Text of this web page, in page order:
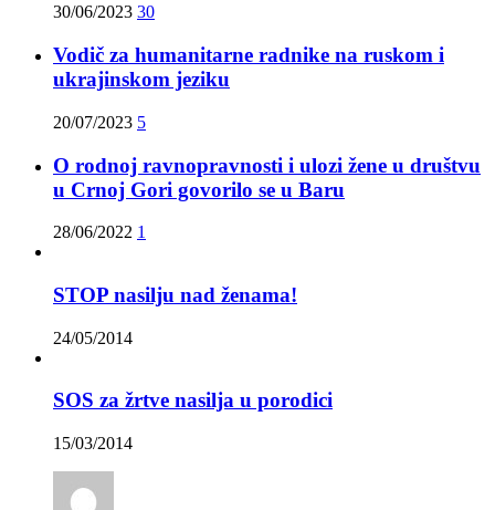
30/06/2023 30
Vodič za humanitarne radnike na ruskom i
ukrajinskom jeziku
20/07/2023 5
O rodnoj ravnopravnosti i ulozi žene u društvu
u Crnoj Gori govorilo se u Baru
28/06/2022 1
STOP nasilju nad ženama!
24/05/2014
SOS za žrtve nasilja u porodici
15/03/2014